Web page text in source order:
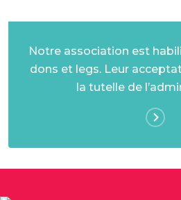
Notre association est
dons et legs. Leur
la tutelle de